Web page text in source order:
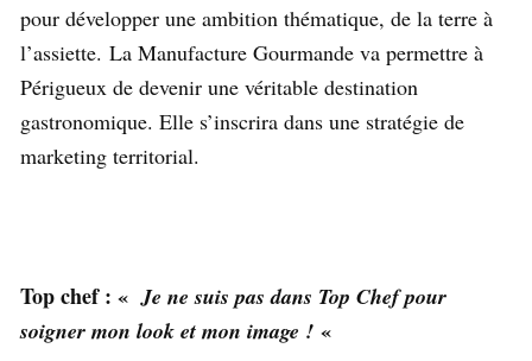
pour développer une ambition thématique, de la terre à
l’assiette. La Manufacture Gourmande va permettre à
Périgueux de devenir une véritable destination
gastronomique. Elle s’inscrira dans une stratégie de
marketing territorial.
Top chef : « Je ne suis pas dans Top Chef pour
soigner mon look et mon image ! «